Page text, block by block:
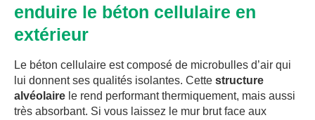
enduire le béton cellulaire en
extérieur
Le béton cellulaire est composé de microbulles d’air qui
lui donnent ses qualités isolantes. Cette structure
alvéolaire le rend performant thermiquement, mais aussi
très absorbant. Si vous laissez le mur brut face aux